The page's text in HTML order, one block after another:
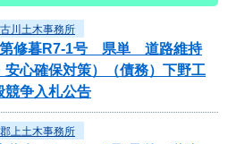
古川土木事務所
第修暮R7-1号 県単 道路維持
心確保対策）（債務）下野工
争入札公告
郡上土木事務所